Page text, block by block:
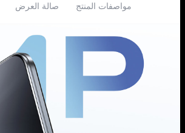
صالة العرض مواصفات المنتج